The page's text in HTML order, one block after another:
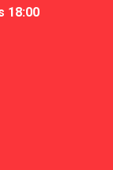
18:00